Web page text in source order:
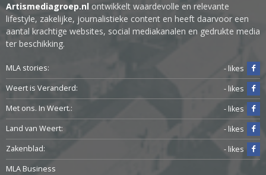
Artismediagroep.nl ontwikkelt waardevolle en relevante
lifestyle, zakelijke, journalistieke content en heeft daarvoor een
aantal krachtige websites, social mediakanalen en gedrukte media
ter beschikking.
MLA stories:
- likes
Weert is Veranderd:
- likes
Met ons. In Weert.:
- likes
Land van Weert:
- likes
Zakenblad:
- likes
MLA Business